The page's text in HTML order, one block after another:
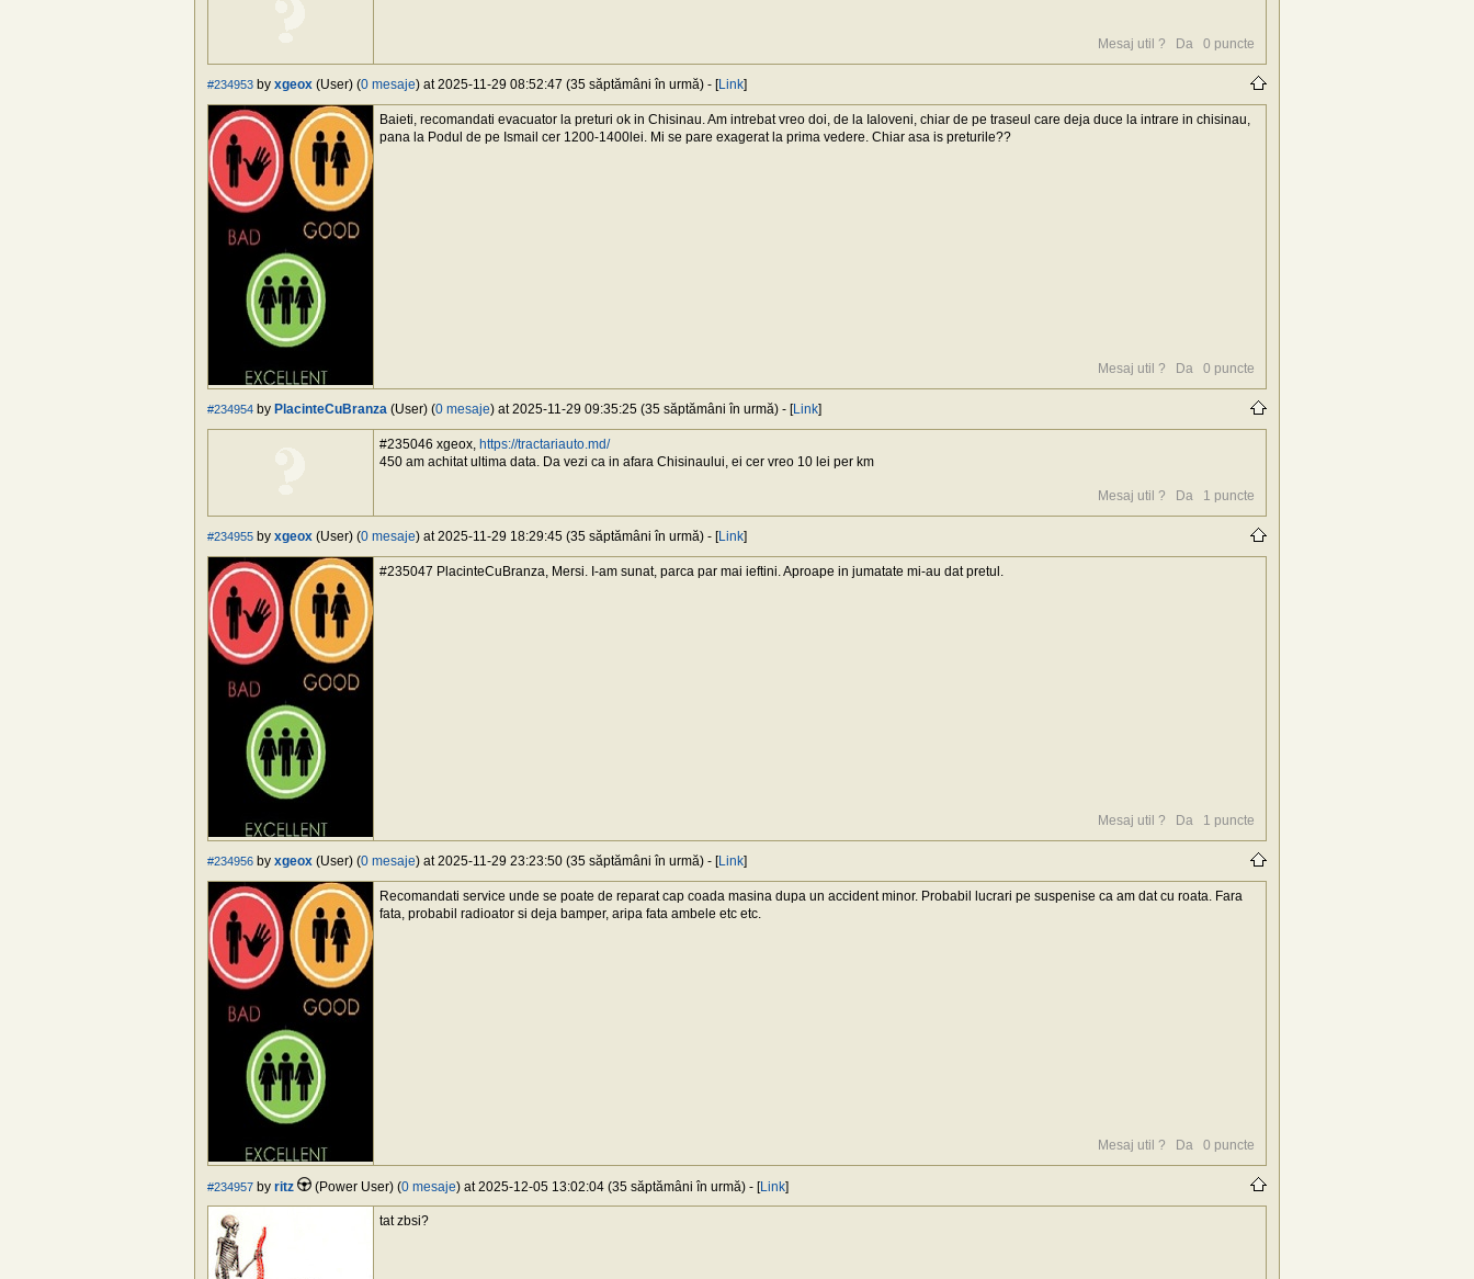
Mesaj util ? Da 0 puncte
#234953 by xgeox (User) (0 mesaje) at 2025-11-29 08:52:47 (35 săptămâni în urmă) - [Link]
Baieti, recomandati evacuator la preturi ok in Chisinau. Am intrebat vreo doi, de la Ialoveni, chiar de pe traseul care deja duce la intrare in chisinau,
pana la Podul de pe Ismail cer 1200-1400lei. Mi se pare exagerat la prima vedere. Chiar asa is preturile??
Mesaj util ? Da 0 puncte
#234954 by PlacinteCuBranza (User) (0 mesaje) at 2025-11-29 09:35:25 (35 săptămâni în urmă) - [Link]
#235046 xgeox, https://tractariauto.md/
450 am achitat ultima data. Da vezi ca in afara Chisinaului, ei cer vreo 10 lei per km
Mesaj util ? Da 1 puncte
#234955 by xgeox (User) (0 mesaje) at 2025-11-29 18:29:45 (35 săptămâni în urmă) - [Link]
#235047 PlacinteCuBranza, Mersi. I-am sunat, parca par mai ieftini. Aproape in jumatate mi-au dat pretul.
Mesaj util ? Da 1 puncte
#234956 by xgeox (User) (0 mesaje) at 2025-11-29 23:23:50 (35 săptămâni în urmă) - [Link]
Recomandati service unde se poate de reparat cap coada masina dupa un accident minor. Probabil lucrari pe suspenise ca am dat cu roata. Fara
fata, probabil radioator si deja bamper, aripa fata ambele etc etc.
Mesaj util ? Da 0 puncte
#234957 by ritz (Power User) (0 mesaje) at 2025-12-05 13:02:04 (35 săptămâni în urmă) - [Link]
tat zbsi?